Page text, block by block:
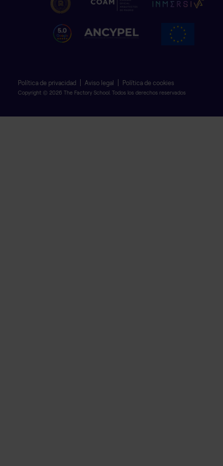
Política de privacidad Aviso legal Política de cookies
Copyright © 2026 The Factory School. Todos los derechos reservados